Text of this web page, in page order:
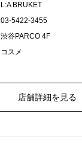
L:A BRUKET
03-5422-3455
渋谷PARCO 4F
コスメ
店舗詳細を見る